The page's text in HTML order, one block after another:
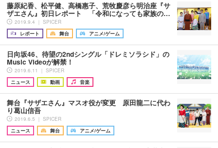
藤原紀香、松平健、高橋惠子、荒牧慶彦ら明治座『サ
ザエさん』初日レポート 「令和になっても家族の…
2019.9.4 ｜ SPICER
レポート
舞台 アニメ/ゲーム
日向坂46、待望の2ndシングル「ドレミソラシド」の
Music Videoが解禁！
2019.6.11 ｜ SPICER
ニュース
動画 音楽
舞台『サザエさん』マスオ役が変更 原田龍二に代わ
り葛山信吾
2019.6.5 ｜ SPICER
ニュース
舞台 アニメ/ゲーム